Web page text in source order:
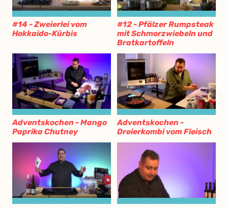
#14 - Zweierlei vom
Hokkaido-Kürbis
#12 - Pfälzer Rumpsteak
mit Schmorzwiebeln und
Bratkartoffeln
Adventskochen - Mango
Paprika Chutney
Adventskochen -
Dreierkombi vom Fleisch